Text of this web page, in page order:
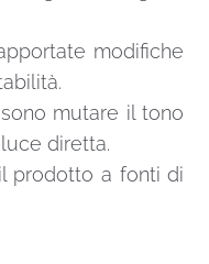
modifiche
mutare il tono
diretta.
prodotto a fonti di